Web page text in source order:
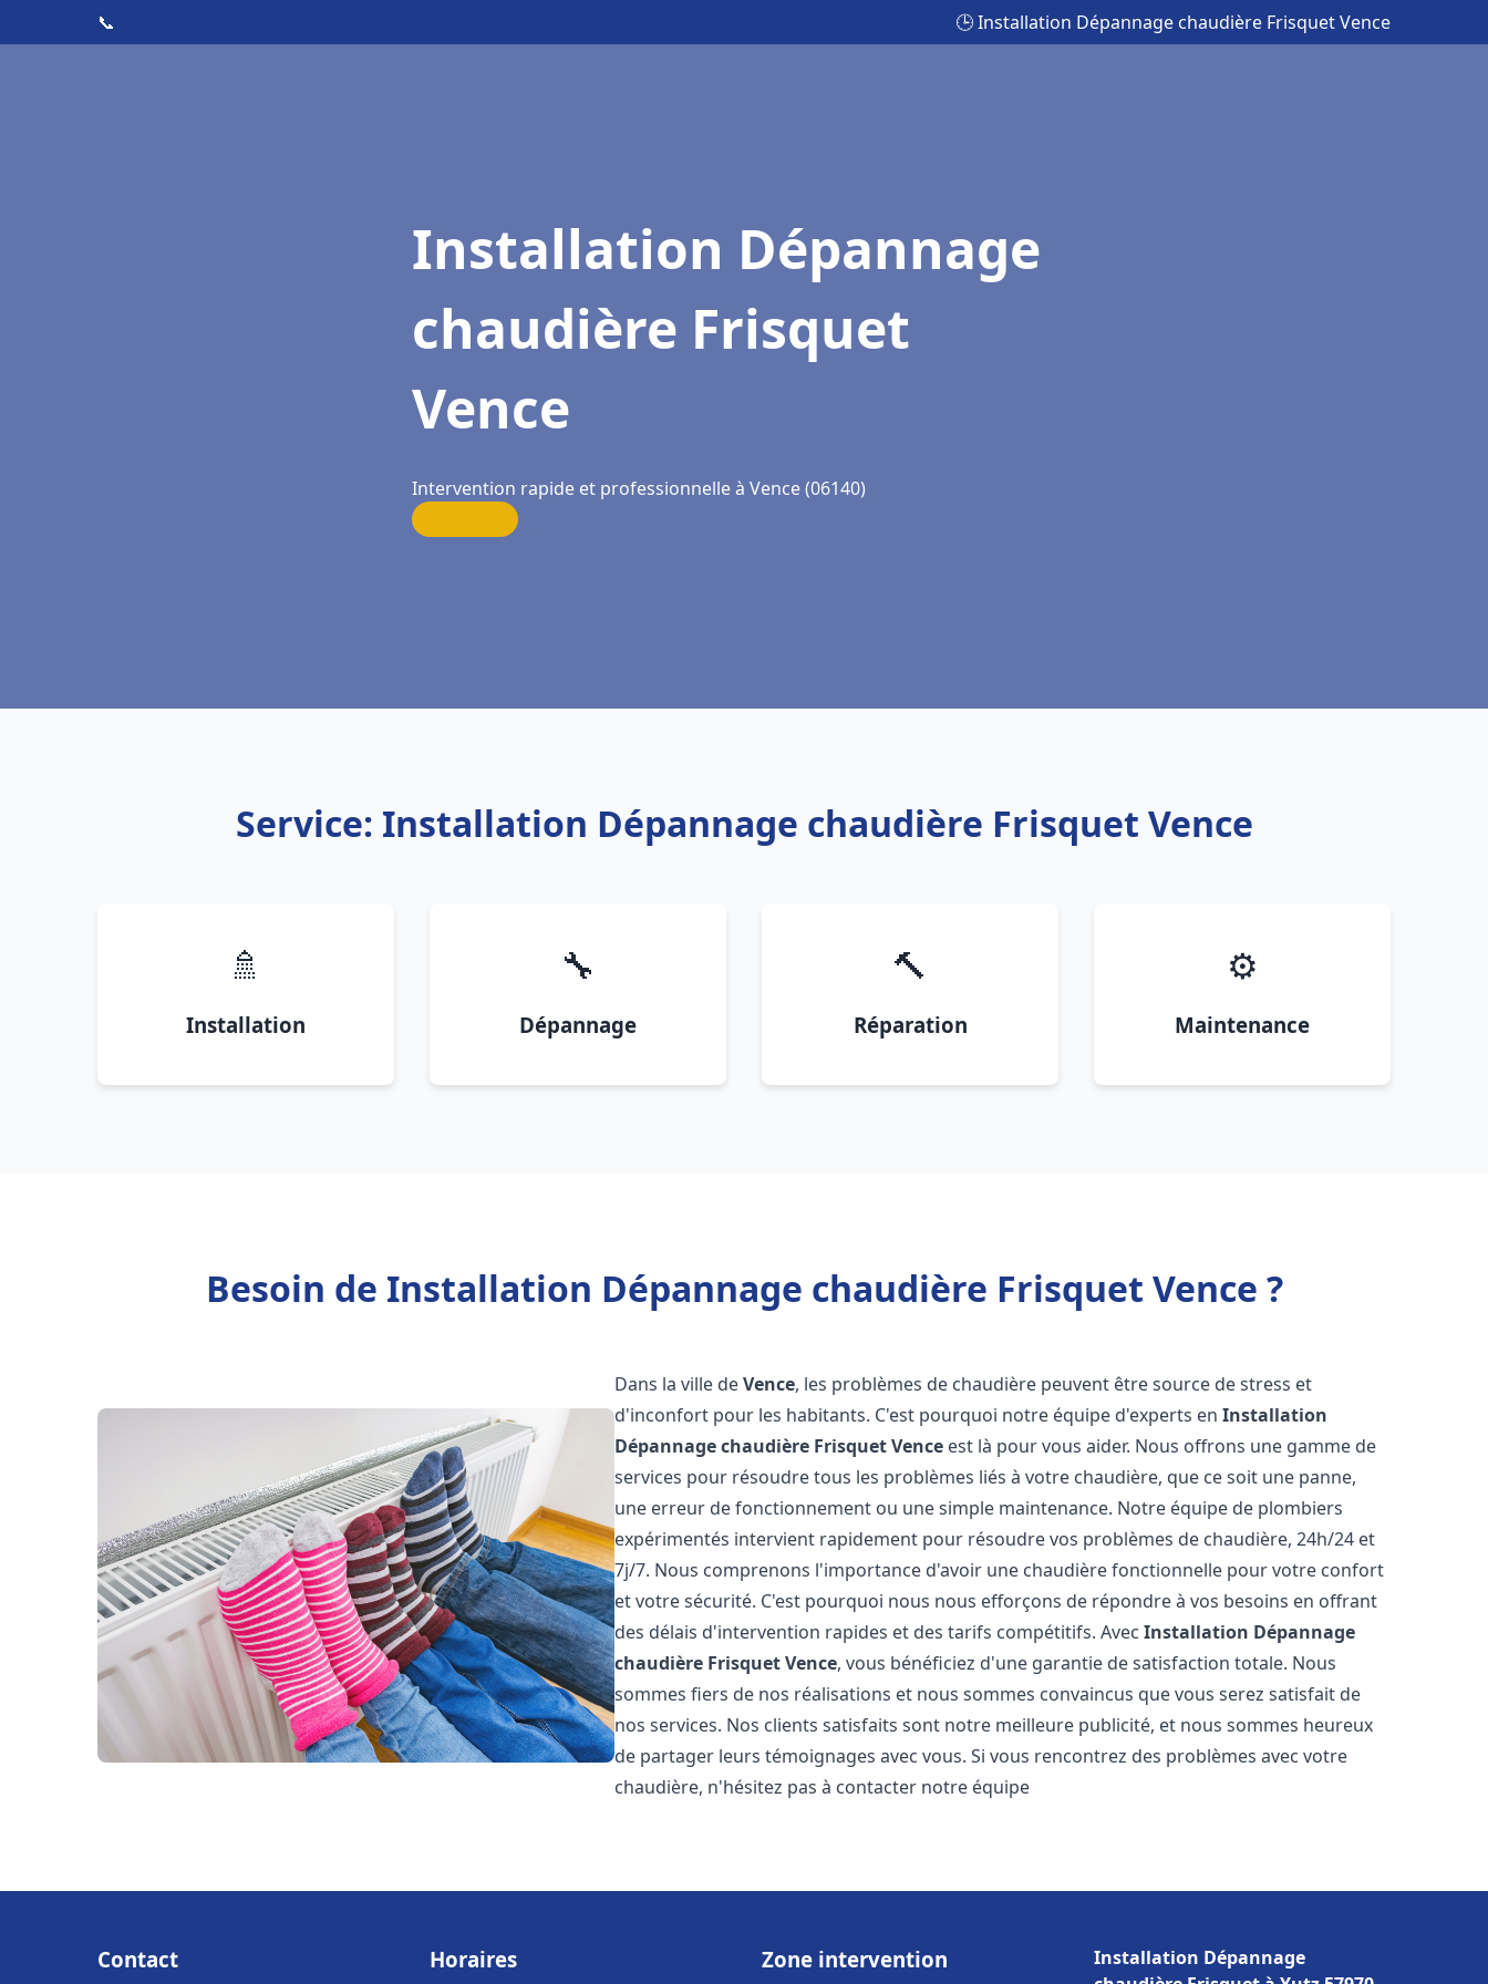
📞 🕒 Installation Dépannage chaudière Frisquet Vence
Installation Dépannage
chaudière Frisquet
Vence
Intervention rapide et professionnelle à Vence (06140)
Service: Installation Dépannage chaudière Frisquet Vence
🚿
Installation
🔧
Dépannage
🔨
Réparation
⚙️
Maintenance
Besoin de Installation Dépannage chaudière Frisquet Vence ?
Dans la ville deVence, les problèmes de chaudière peuvent être source de stress et
d'inconfort pour les habitants. C'est pourquoi notre équipe d'experts enInstallation
Dépannage chaudière FrisquetVence est là pour vous aider. Nous offrons une gamme de
services pour résoudre tous les problèmes liés à votre chaudière, que ce soit une panne,
une erreur de fonctionnement ou une simple maintenance. Notre équipe de plombiers
expérimentés intervient rapidement pour résoudre vos problèmes de chaudière, 24h/24 et
7j/7. Nous comprenons l'importance d'avoir une chaudière fonctionnelle pour votre confort
et votre sécurité. C'est pourquoi nous nous efforçons de répondre à vos besoins en offrant
des délais d'intervention rapides et des tarifs compétitifs. AvecInstallation Dépannage
chaudière FrisquetVence, vous bénéficiez d'une garantie de satisfaction totale. Nous
sommes fiers de nos réalisations et nous sommes convaincus que vous serez satisfait de
nos services. Nos clients satisfaits sont notre meilleure publicité, et nous sommes heureux
de partager leurs témoignages avec vous. Si vous rencontrez des problèmes avec votre
chaudière, n'hésitez pas à contacter notre équipe
Contact Horaires Zone intervention
Installation Dépannage